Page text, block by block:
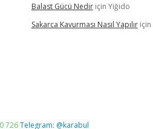
Balast Gücü Nediriçin Yiğido
Sakarca Kavurması Nasıl Yapılıriçin
726Telegram: @karabul